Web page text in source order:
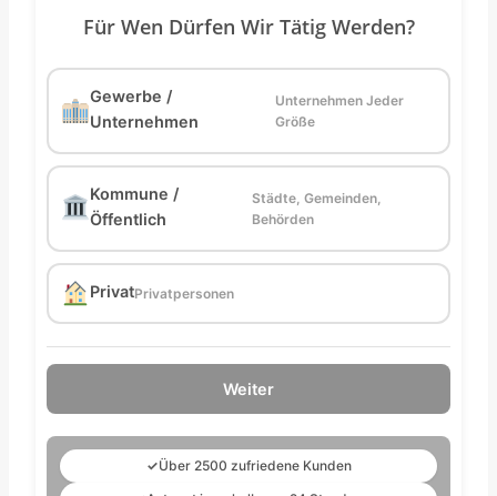
Für Wen Dürfen Wir Tätig Werden?
Gewerbe /
Unternehmen
Unternehmen Jeder
Größe
Kommune /
Öffentlich
Städte, Gemeinden,
Behörden
PrivatPrivatpersonen
Weiter
✓Über 2500 zufriedene Kunden